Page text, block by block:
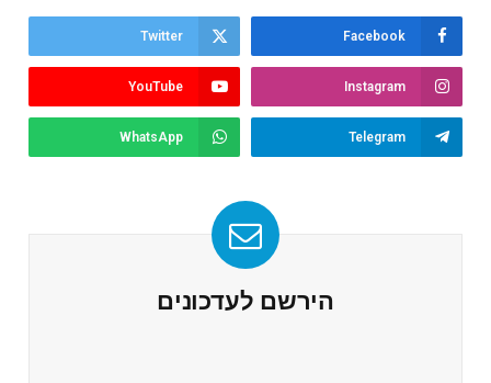
Facebook
Twitter
Instagram
YouTube
Telegram
WhatsApp
הירשם לעדכונים